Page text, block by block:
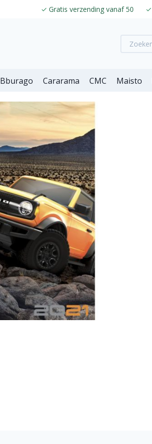
✓ Gratis verzending vanaf 50 ✓
Bburago Cararama CMC Maisto